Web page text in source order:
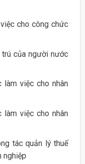
cho công chức
của người nước
làm việc cho nhân
việc cho nhân
tác quản lý thuế
nghiệp